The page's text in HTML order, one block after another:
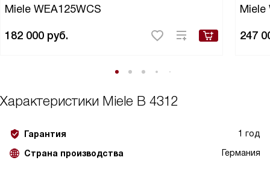
Miele WEA125WCS
182 000 руб.
Miele
247
Характеристики Miele B 4312
Гарантия 1 год
Страна производства Германия